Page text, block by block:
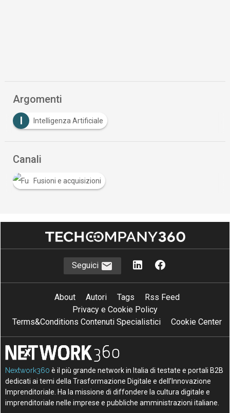
Argomenti
I
Intelligenza Artificiale
Canali
Fusioni e acquisizioni
Seguici
About Autori Tags
Rss Feed
Privacy e Cookie Policy
Terms&Conditions Contenuti Specialistici
Cookie Center
Nextwork360 è il più grande network in Italia di testate e portali B2B
dedicati ai temi della Trasformazione Digitale e dell’Innovazione
Imprenditoriale. Ha la missione di diffondere la cultura digitale e
imprenditoriale nelle imprese e pubbliche amministrazioni italiane.